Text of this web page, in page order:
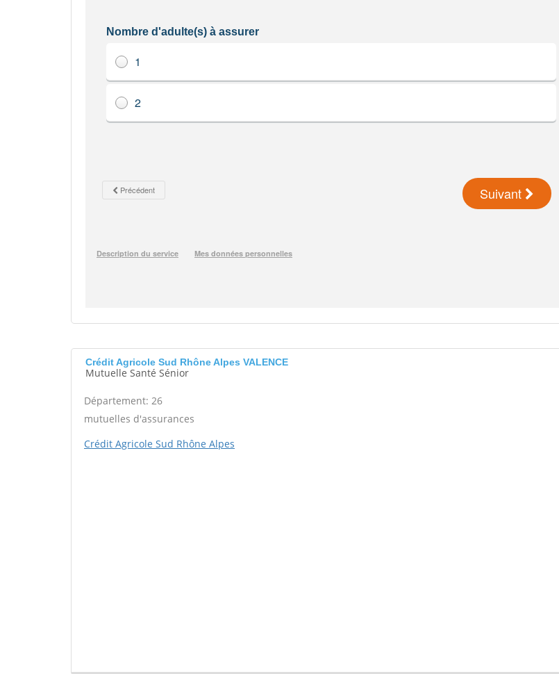
Crédit Agricole Sud Rhône Alpes VALENCE
Mutuelle Santé Sénior
Département: 26
mutuelles d'assurances
Crédit Agricole Sud Rhône Alpes